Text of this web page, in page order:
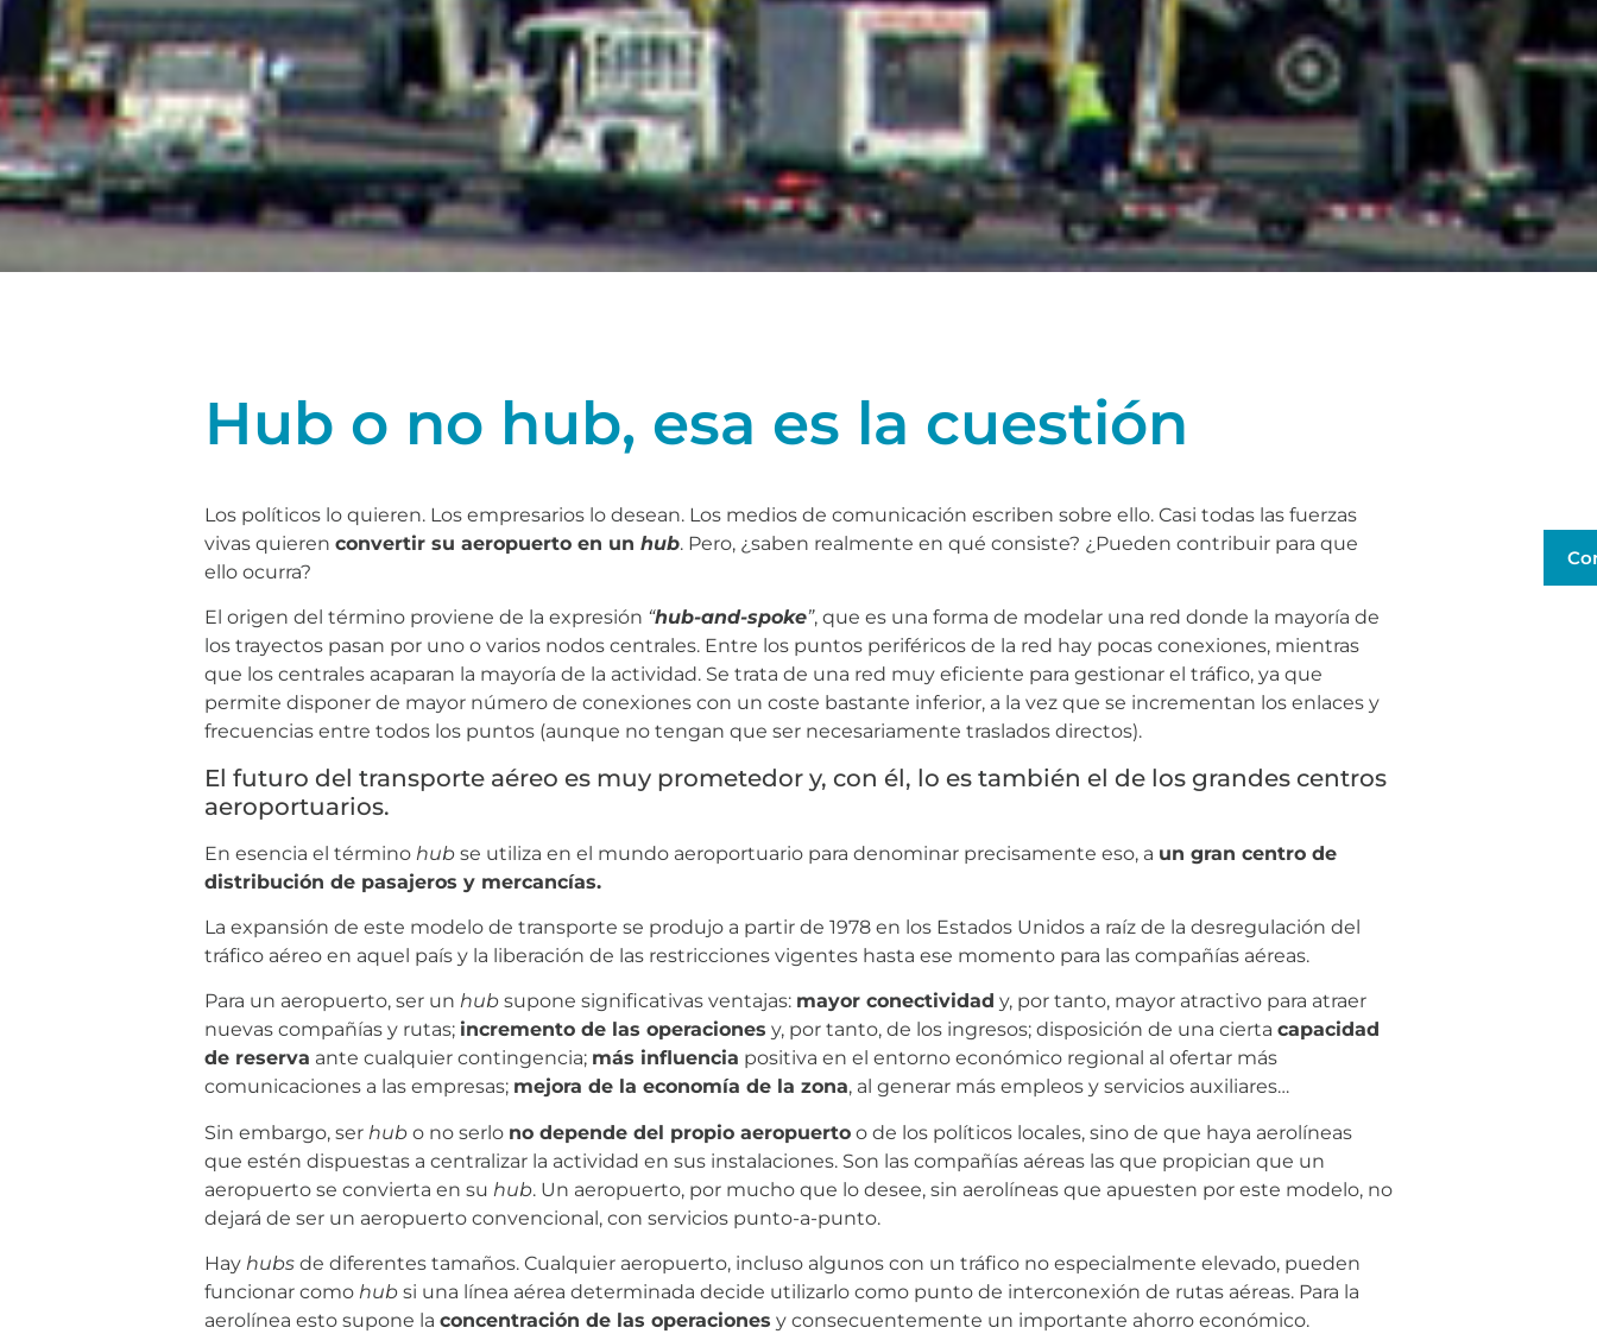
Hub o no hub, esa es la cuestión
Los políticos lo quieren. Los empresarios lo desean. Los medios de comunicación escriben sobre ello. Casi todas las fuerzas
vivas quieren convertir su aeropuerto en un hub. Pero, ¿saben realmente en qué consiste? ¿Pueden contribuir para que
ello ocurra?
El origen del término proviene de la expresión “hub-and-spoke”, que es una forma de modelar una red donde la mayoría de
los trayectos pasan por uno o varios nodos centrales. Entre los puntos periféricos de la red hay pocas conexiones, mientras
que los centrales acaparan la mayoría de la actividad. Se trata de una red muy eficiente para gestionar el tráfico, ya que
permite disponer de mayor número de conexiones con un coste bastante inferior, a la vez que se incrementan los enlaces y
frecuencias entre todos los puntos (aunque no tengan que ser necesariamente traslados directos).
El futuro del transporte aéreo es muy prometedor y, con él, lo es también el de los grandes centros
aeroportuarios.
En esencia el término hub se utiliza en el mundo aeroportuario para denominar precisamente eso, a un gran centro de
distribución de pasajeros y mercancías.
La expansión de este modelo de transporte se produjo a partir de 1978 en los Estados Unidos a raíz de la desregulación del
tráfico aéreo en aquel país y la liberación de las restricciones vigentes hasta ese momento para las compañías aéreas.
Para un aeropuerto, ser un hub supone significativas ventajas: mayor conectividad y, por tanto, mayor atractivo para atraer
nuevas compañías y rutas; incremento de las operaciones y, por tanto, de los ingresos; disposición de una cierta capacidad
de reserva ante cualquier contingencia; más influencia positiva en el entorno económico regional al ofertar más
comunicaciones a las empresas; mejora de la economía de la zona, al generar más empleos y servicios auxiliares…
Sin embargo, ser hub o no serlo no depende del propio aeropuerto o de los políticos locales, sino de que haya aerolíneas
que estén dispuestas a centralizar la actividad en sus instalaciones. Son las compañías aéreas las que propician que un
aeropuerto se convierta en su hub. Un aeropuerto, por mucho que lo desee, sin aerolíneas que apuesten por este modelo, no
dejará de ser un aeropuerto convencional, con servicios punto-a-punto.
Hay hubs de diferentes tamaños. Cualquier aeropuerto, incluso algunos con un tráfico no especialmente elevado, pueden
funcionar como hub si una línea aérea determinada decide utilizarlo como punto de interconexión de rutas aéreas. Para la
aerolínea esto supone la concentración de las operaciones y consecuentemente un importante ahorro económico.